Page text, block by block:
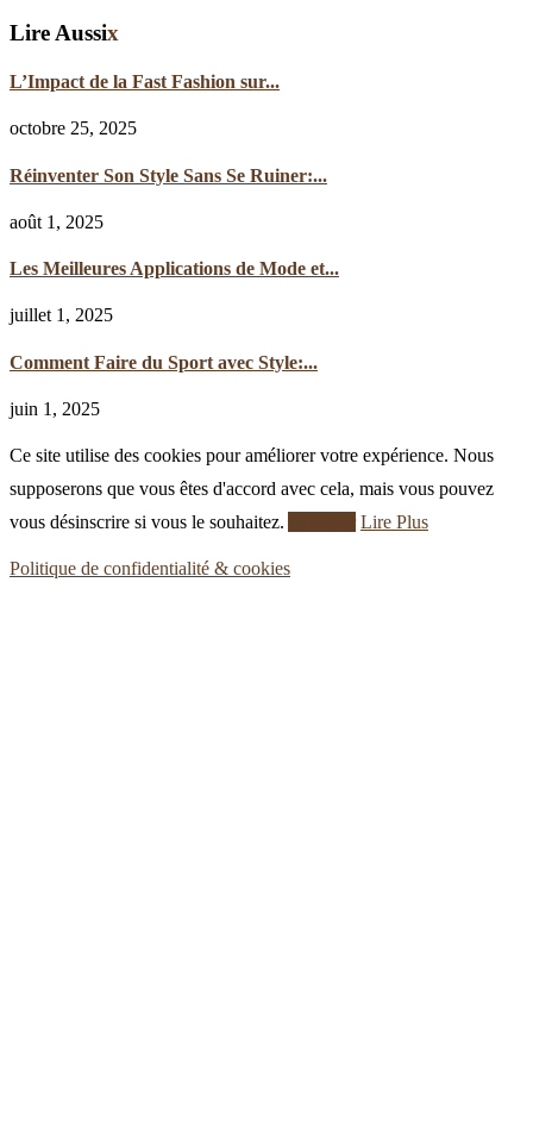
Lire Aussix
L’Impact de la Fast Fashion sur...
octobre 25, 2025
Réinventer Son Style Sans Se Ruiner:...
août 1, 2025
Les Meilleures Applications de Mode et...
juillet 1, 2025
Comment Faire du Sport avec Style:...
juin 1, 2025
Ce site utilise des cookies pour améliorer votre expérience. Nous
supposerons que vous êtes d'accord avec cela, mais vous pouvez
vous désinscrire si vous le souhaitez.
Lire Plus
Politique de confidentialité & cookies